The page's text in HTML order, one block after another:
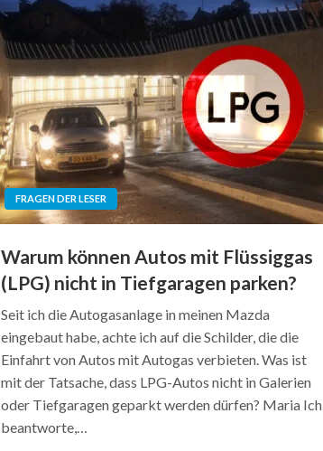
FRAGEN DER LESER
Warum können Autos mit Flüssiggas
(LPG) nicht in Tiefgaragen parken?
Seit ich die Autogasanlage in meinen Mazda
eingebaut habe, achte ich auf die Schilder, die die
Einfahrt von Autos mit Autogas verbieten. Was ist
mit der Tatsache, dass LPG-Autos nicht in Galerien
oder Tiefgaragen geparkt werden dürfen? Maria Ich
beantworte,…